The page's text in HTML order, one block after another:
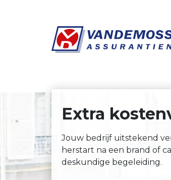
Extra
Jouw bedrijf uitstekend
herstart na een brand of
deskundige begeleiding.